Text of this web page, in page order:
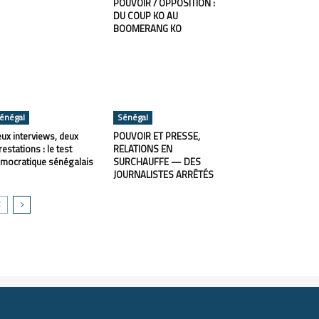
POUVOIR / OPPOSITION :
DU COUP KO AU
BOOMERANG KO
interviews, deux
: le test
sénégalais
Sénégal
POUVOIR ET PRESSE,
RELATIONS EN
SURCHAUFFE — DES
JOURNALISTES ARRÊTÉS